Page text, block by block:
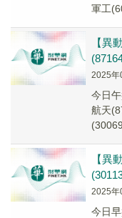
軍工
【異
2025年
今日
航天
【異
2025年
今日